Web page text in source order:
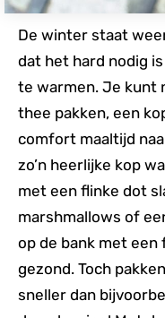
De winter staat
dat het hard nodig
te warmen. Je kunt
thee pakken, een
comfort maaltijd
zo’n heerlijke kop
met een flinke dot
marshmallows of
op de bank met een
gezond. Toch
sneller dan